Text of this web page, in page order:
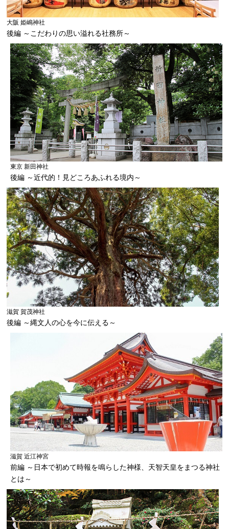
大阪 姫嶋神社
後編 ～こだわりの思い溢れる社務所～
東京 新田神社
後編 ～近代的！見どころあふれる境内～
滋賀 賀茂神社
後編 ～縄文人の心を今に伝える～
滋賀 近江神宮
前編 ～日本で初めて時報を鳴らした神様、天智天皇をまつる神社
とは～